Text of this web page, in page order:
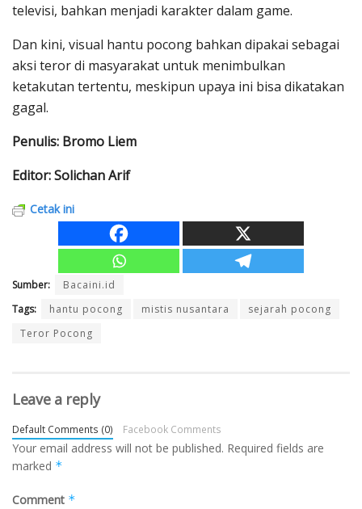
televisi, bahkan menjadi karakter dalam game.
Dan kini, visual hantu pocong bahkan dipakai sebagai
aksi teror di masyarakat untuk menimbulkan
ketakutan tertentu, meskipun upaya ini bisa dikatakan
gagal.
Penulis: Bromo Liem
Editor: Solichan Arif
Cetak ini
Sumber:
Bacaini.id
Tags:
hantu pocong mistis nusantara
sejarah pocong
Teror Pocong
Leave a reply
Default Comments (0) Facebook Comments
Your email address will not be published. Required fields are
marked *
Comment *